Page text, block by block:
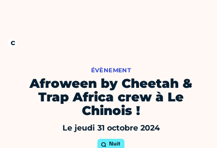
ÉVÈNEMENT
Afroween by Cheetah &
Trap Africa crew à Le
Chinois !
Le jeudi 31 octobre 2024
Nuit